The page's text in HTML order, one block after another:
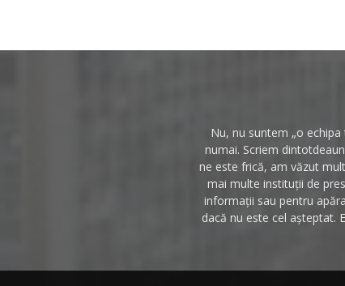
Nu, nu suntem „o
numai. Scriem
ne este frică, am văzut
mai multe instituții de
informații sau pentru
dacă nu este cel așteptat.